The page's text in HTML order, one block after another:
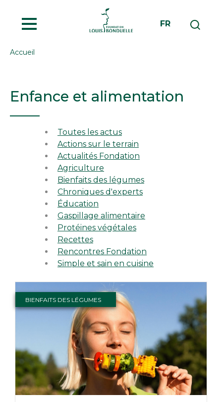
FR
Accueil
Enfance et alimentation
Toutes les actus
Actions sur le terrain
Actualités Fondation
Agriculture
Bienfaits des légumes
Chroniques d'experts
Éducation
Gaspillage alimentaire
Protéines végétales
Recettes
Rencontres Fondation
Simple et sain en cuisine
BIENFAITS DES LÉGUMES